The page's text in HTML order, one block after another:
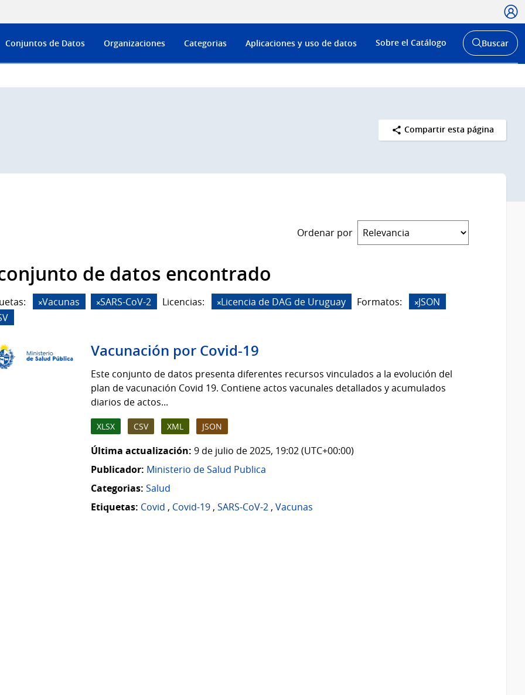
Menú
de
Conjuntos de Datos Organizaciones Categorias Aplicaciones y uso de datos Sobre el Catálogo
Abrir
buscador
Buscar
Compartir esta página
Ordenar por
de datos encontrado
Vacunas SARS-CoV-2 Licencias: Licencia de DAG de Uruguay Formatos:
JSON
Vacunación por Covid-19
Este conjunto de datos presenta diferentes recursos vinculados a la evolución del
plan de vacunación Covid 19. Contiene actos vacunales detallados y acumulados
diarios de actos...
XLSX CSV XML JSON
Última actualización: 9 de julio de 2025, 19:02 (UTC+00:00)
Publicador: Ministerio de Salud Publica
Categorias: Salud
Etiquetas: Covid , Covid-19, SARS-CoV-2, Vacunas